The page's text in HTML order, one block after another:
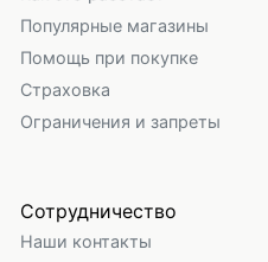
Популярные магазины
Помощь при покупке
Страховка
Ограничения и запреты
Сотрудничество
Наши контакты